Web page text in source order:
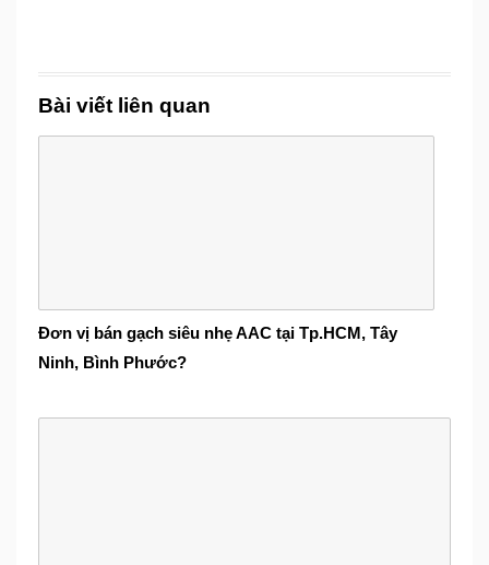
Bài viết liên quan
Đơn vị bán gạch siêu nhẹ AAC tại Tp.HCM, Tây
Ninh, Bình Phước?